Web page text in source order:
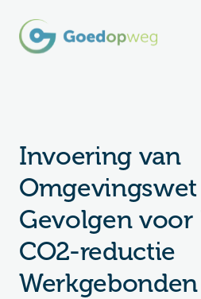
Invoering van
Gevolgen voor
CO2-reductie
Werkgebonden